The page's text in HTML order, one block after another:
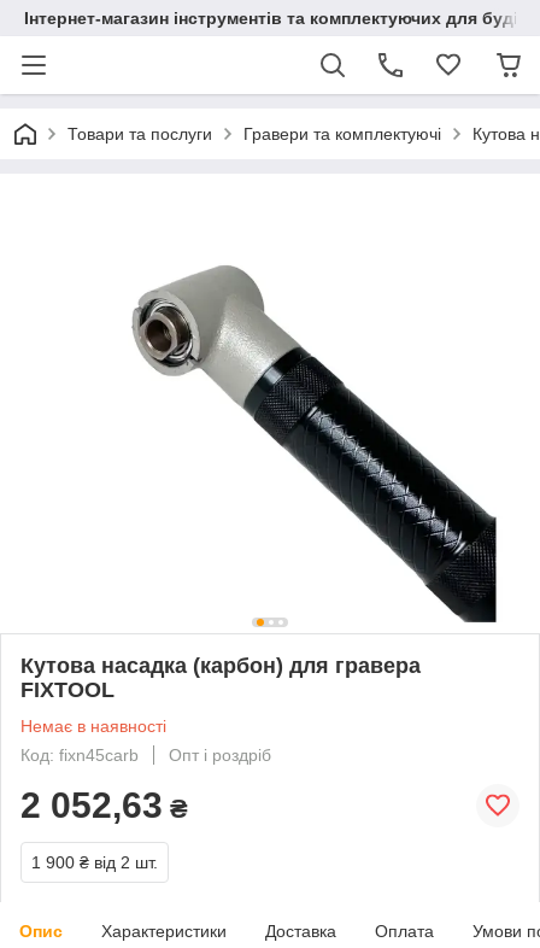
Інтернет-магазин інструментів та комплектуючих для
Товари та послуги Гравери та комплектуючі Кутова
Кутова насадка (карбон) для гравера
FIXTOOL
Немає в наявності
Код: fixn45carb
Опт і роздріб
2 052,63 ₴
1 900 ₴ від 2 шт.
Опис Характеристики Доставка Оплата Умови